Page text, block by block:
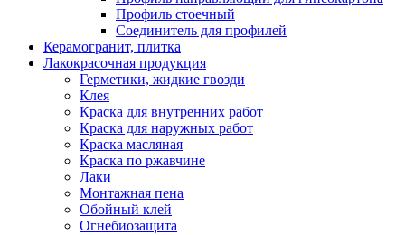
Профиль стоечный
Соединитель для профилей
Керамогранит, плитка
Лакокрасочная продукция
Герметики, жидкие гвозди
Клея
Краска для внутренних работ
Краска для наружных работ
Краска масляная
Краска по ржавчине
Лаки
Монтажная пена
Обойный клей
Огнебиозащита